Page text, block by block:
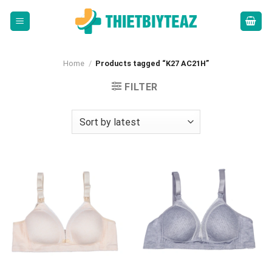
Home / Products tagged “K27 AC21H”
FILTER